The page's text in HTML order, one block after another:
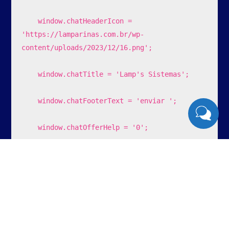
    window.chatHeaderIcon =
'https://lamparinas.com.br/wp-
content/uploads/2023/12/16.png';
    window.chatTitle = 'Lamp's Sistemas';
    window.chatFooterText = 'enviar ';
    window.chatOfferHelp = '0';